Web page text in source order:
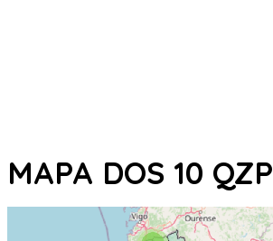
MAPA DOS 10 QZP